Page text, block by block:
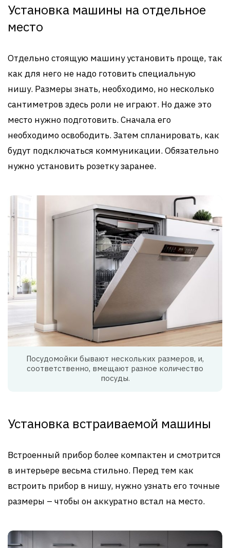
Установка машины на отдельное
место
Отдельно стоящую машину установить проще, так
как для него не надо готовить специальную
нишу. Размеры знать, необходимо, но несколько
сантиметров здесь роли не играют. Но даже это
место нужно подготовить. Сначала его
необходимо освободить. Затем спланировать, как
будут подключаться коммуникации. Обязательно
нужно установить розетку заранее.
Посудомойки бывают нескольких размеров, и,
соответственно, вмещают разное количество
посуды.
Установка встраиваемой машины
Встроенный прибор более компактен и смотрится
в интерьере весьма стильно. Перед тем как
встроить прибор в нишу, нужно узнать его точные
размеры – чтобы он аккуратно встал на место.